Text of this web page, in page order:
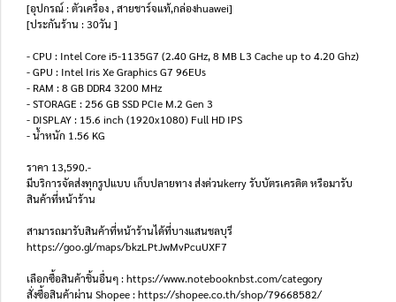
[อุปกรณ์ : ตัวเครื่อง , สายชาร์จแท้,กล่องhuawei]
[ประกันร้าน : 30วัน ]
- CPU : Intel Core i5-1135G7 (2.40 GHz, 8 MB L3 Cache up to 4.20 Ghz)
- GPU : Intel Iris Xe Graphics G7 96EUs
- RAM : 8 GB DDR4 3200 MHz
- STORAGE : 256 GB SSD PCIe M.2 Gen 3
- DISPLAY : 15.6 inch (1920x1080) Full HD IPS
- น้ำหนัก 1.56 KG
ราคา 13,590.-
มีบริการจัดส่งทุกรูปแบบ เก็บปลายทาง ส่งด่วนkerry รับบัตรเครดิต หรือมารับ
สินค้าที่หน้าร้าน
สามารถมารับสินค้าที่หน้าร้านได้ที่บางแสนชลบุรี
https://goo.gl/maps/bkzLPtJwMvPcuUXF7
เลือกซื้อสินค้าชิ้นอื่นๆ : https://www.notebooknbst.com/category
สั่งซื้อสินค้าผ่าน Shopee : https://shopee.co.th/shop/79668582/